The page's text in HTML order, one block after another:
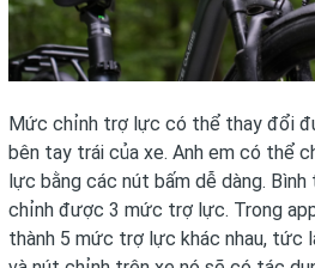
Mức chỉnh trợ lực có thể thay đổi
bên tay trái của xe. Anh em có thể
lực bằng các nút bấm dễ dàng.
chỉnh được 3 mức trợ lực. Trong
thành 5 mức trợ lực khác nhau, tức